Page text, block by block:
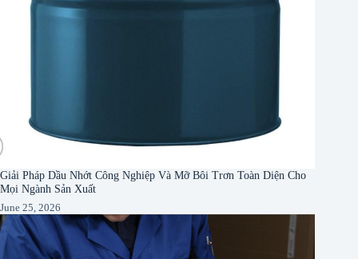
Giải Pháp Dầu Nhớt Công Nghiệp Và Mỡ Bôi Trơn Toàn Diện Cho
Mọi Ngành Sản Xuất
June 25, 2026